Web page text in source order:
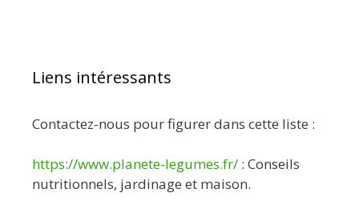
Liens intéressants
Contactez-nous pour figurer dans cette liste :
https://www.planete-legumes.fr/ : Conseils
nutritionnels, jardinage et maison.